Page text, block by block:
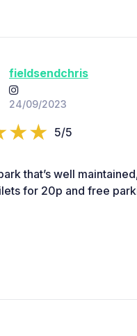
fieldsendchris
24/09/2023
5/5
that’s well
for 20p and free